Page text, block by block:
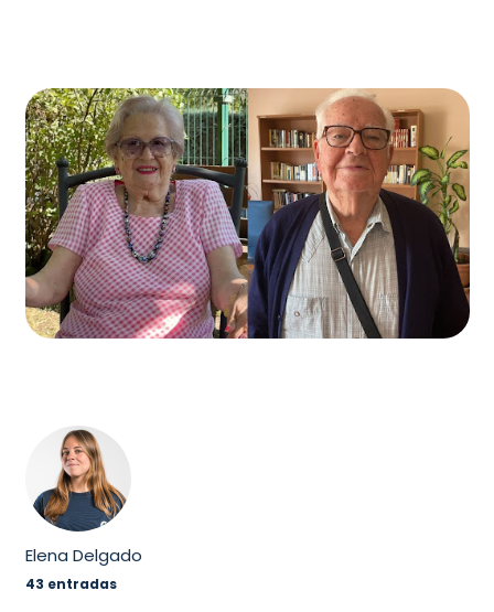
Elena Delgado
43 entradas